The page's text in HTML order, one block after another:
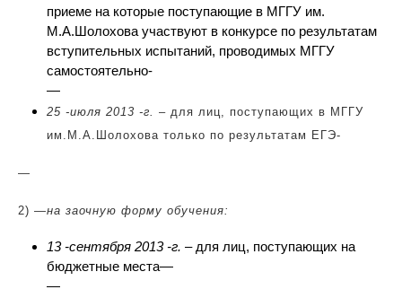
приеме на которые поступающие в МГГУ им.
М.А.Шолохова участвуют в конкурсе по результатам
вступительных испытаний, проводимых МГГУ
самостоятельно-
—
25 -июля 2013 -г.
– для лиц, поступающих в МГГУ
им.М.А.Шолохова только по результатам ЕГЭ-
—
2) —на заочную форму обучения:
13 -сентября 2013 -г. – для лиц, поступающих на
бюджетные места—
—